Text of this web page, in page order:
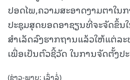
ປອດໄພ,ຄວາມສະອາດງາມຕາໃນ
ປະຊຸມສຸດຍອດອາຊຽນທີ່ຈະຈັດຂຶ້ນ
ສຳເລັດລົງຮາກຖານແລ້ວໃຫ້ແຕ່ລ
ເພື່ອເປັນຕົວຊີ້ວັດ ໃນການຈັດຕັ້ງປ
(ຂ່າວ-ພາບ: ເລົ່າລໍ່)